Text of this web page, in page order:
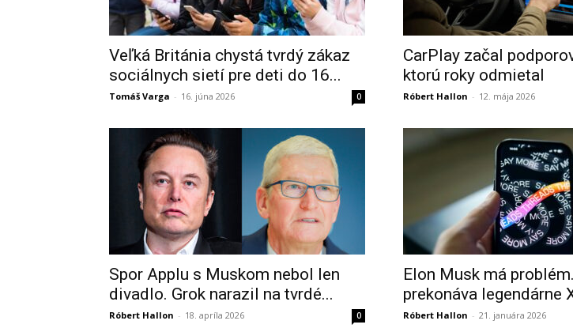
Veľká Británia chystá tvrdý zákaz
sociálnych sietí pre deti do 16...
Tomáš Varga - 16. júna 2026 0
CarPlay začal
ktorú roky odmietal
Róbert Hallon - 12. mája 2026
Spor Applu s Muskom nebol len
divadlo. Grok narazil na tvrdé...
Róbert Hallon - 18. apríla 2026 0
Elon Musk má
prekonáva legendárne
Róbert Hallon - 21. januára 2026